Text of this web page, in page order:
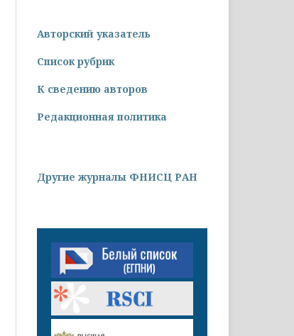
Авторский указатель
Список рубрик
К сведению авторов
Редакционная политика
Другие журналы ФНИСЦ РАН